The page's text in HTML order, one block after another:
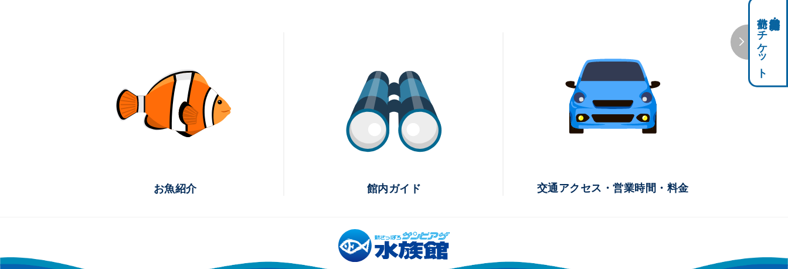
お魚紹介 館内ガイド 交通アクセス・営業時間・料金
前売りチケット